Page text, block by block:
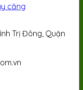
căng
Trị Đông, Quận